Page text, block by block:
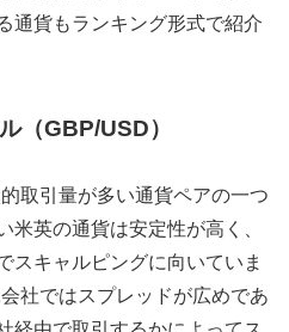
通貨もランキング形式で紹介
（GBP/USD）
取引量が多い通貨ペアの一つ
米英の通貨は安定性が高く、
スキャルピングに向いていま
社ではスプレッドが広めであ
経由で取引するかによってス